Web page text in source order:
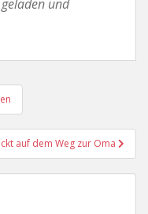
und
auf dem Weg zur Oma